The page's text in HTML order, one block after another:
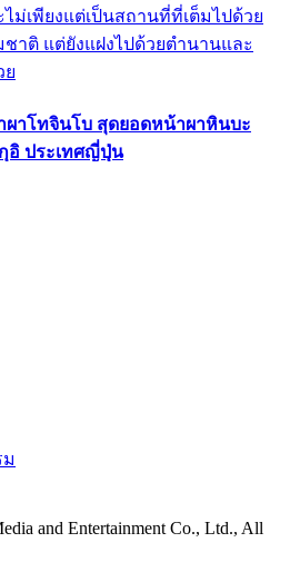
ม่เพียงแต่เป็นสถานที่ที่เต็มไปด้วย
าติ แต่ยังแฝงไปด้วยตำนานและ
ย
ผาโทจินโบ สุดยอดหน้าผาหินบะ
อิ ประเทศญี่ปุ่น
and Entertainment Co., Ltd., All